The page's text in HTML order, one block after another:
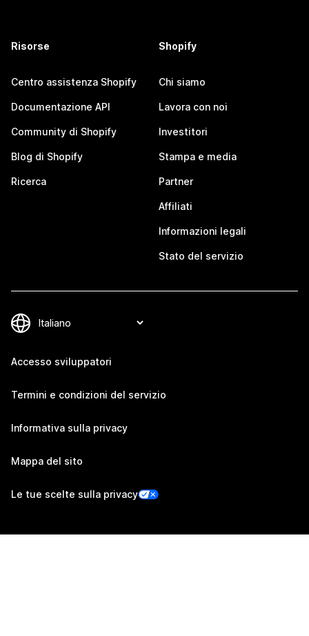
Risorse
Centro assistenza Shopify
Documentazione API
Community di Shopify
Blog di Shopify
Ricerca
Shopify
Chi siamo
Lavora con noi
Investitori
Stampa e media
Partner
Affiliati
Informazioni legali
Stato del servizio
Accesso sviluppatori
Termini e condizioni del servizio
Informativa sulla privacy
Mappa del sito
Le tue scelte sulla privacy